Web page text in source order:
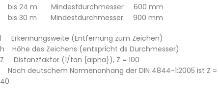
bis 24 m Mindestdurchmesser 600 mm
bis 30 m Mindestdurchmesser 900 mm
l Erkennungsweite (Entfernung zum Zeichen)
h Höhe des Zeichens (entspricht ds Durchmesser)
Z Distanzfaktor (1/tan {alpha}), Z = 100
Nach deutschem Normenanhang der DIN 4844-1:2005 ist Z =
40.